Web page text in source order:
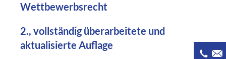
Wettbewerbsrecht
2., vollständig überarbeitete und
aktualisierte Auflage